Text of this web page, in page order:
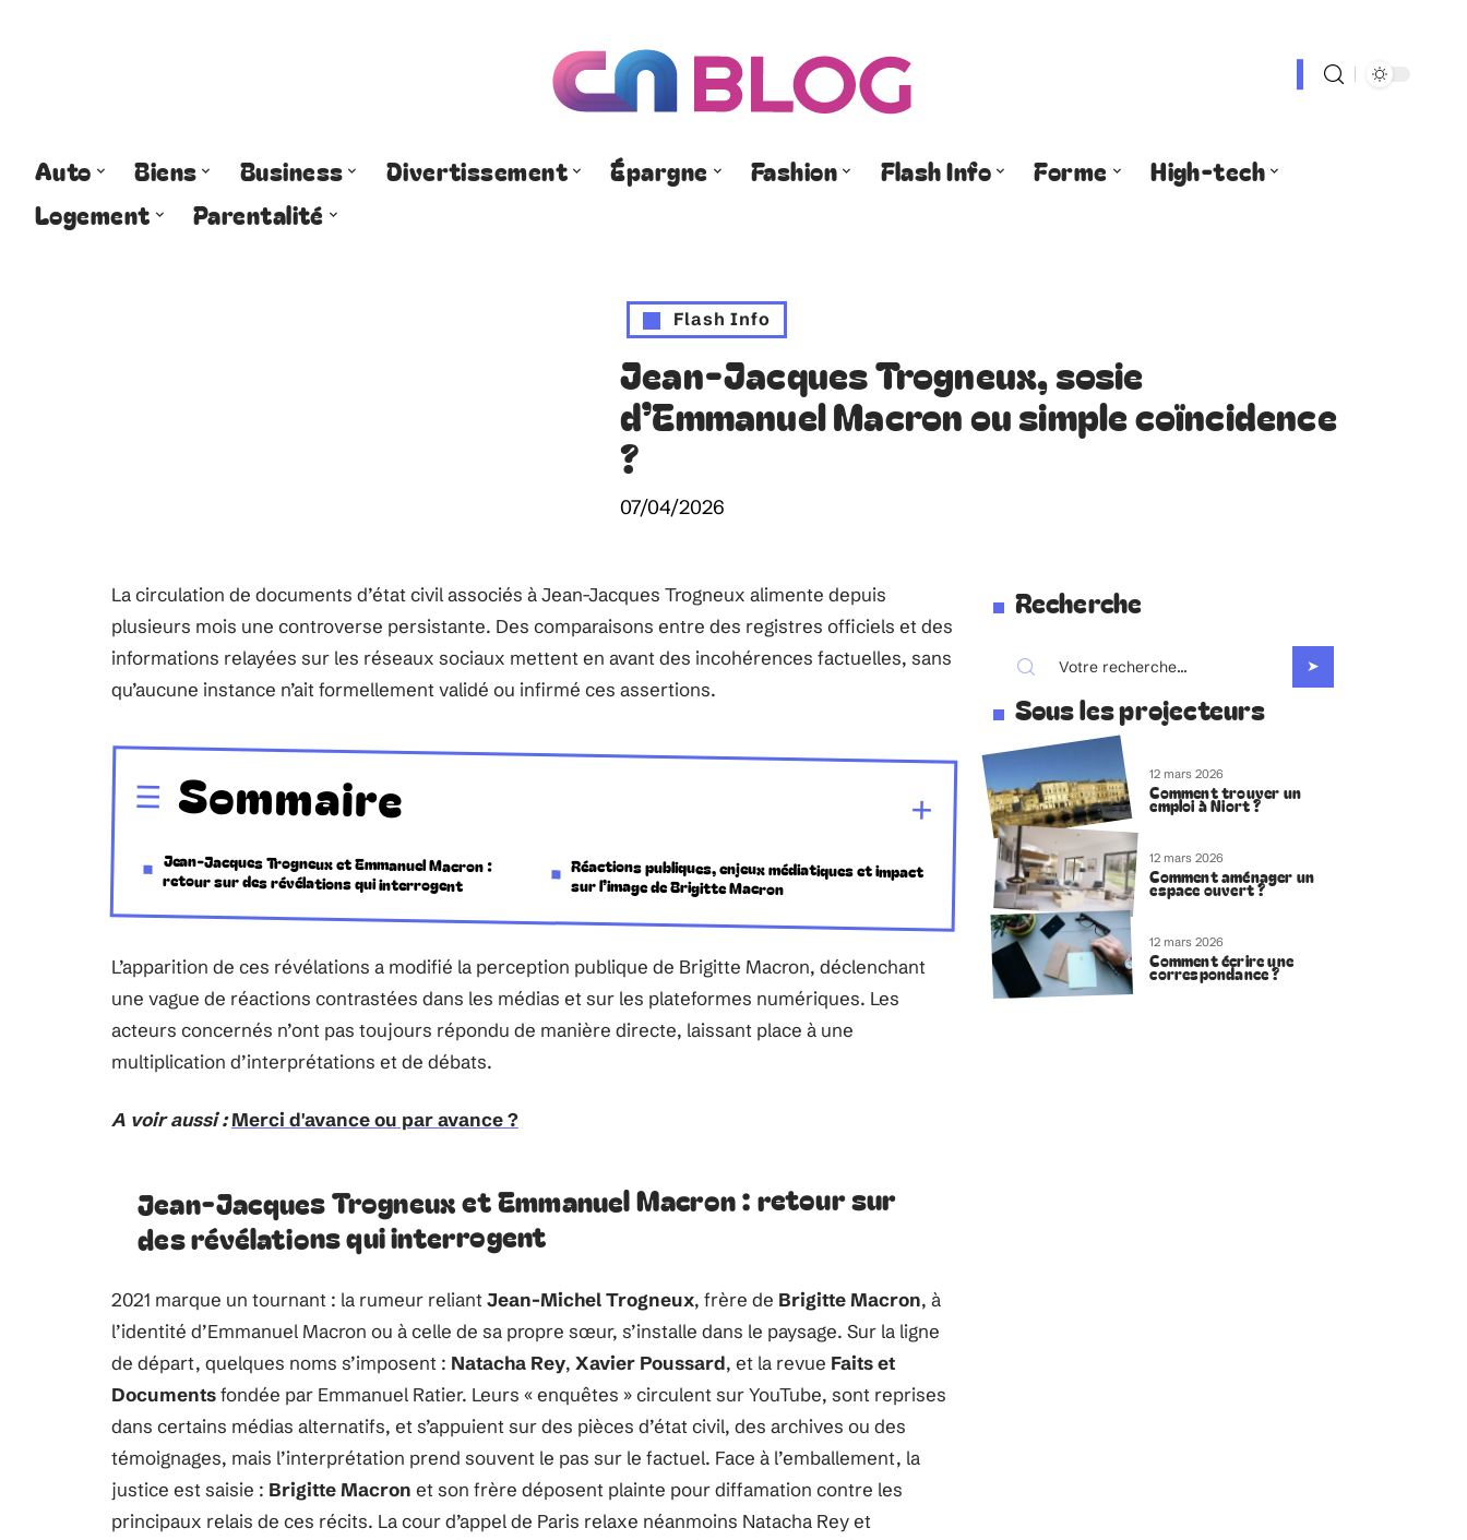
Auto Biens Business Divertissement Épargne Fashion Flash Info Forme
High-tech
Logement
Parentalité
Flash Info
Jean-Jacques Trogneux, sosie
d’Emmanuel Macron ou simple coïncidence
?
07/04/2026
La circulation de documents d’état civil associés à Jean-Jacques Trogneux alimente depuis
plusieurs mois une controverse persistante. Des comparaisons entre des registres officiels et des
informations relayées sur les réseaux sociaux mettent en avant des incohérences factuelles, sans
qu’aucune instance n’ait formellement validé ou infirmé ces assertions.
Sommaire
Jean-Jacques Trogneux et Emmanuel Macron :
retour sur des révélations qui interrogent
Réactions publiques, enjeux médiatiques et impact
sur l’image de Brigitte Macron
L’apparition de ces révélations a modifié la perception publique de Brigitte Macron, déclenchant
une vague de réactions contrastées dans les médias et sur les plateformes numériques. Les
acteurs concernés n’ont pas toujours répondu de manière directe, laissant place à une
multiplication d’interprétations et de débats.
A voir aussi : Merci d'avance ou par avance ?
Jean-Jacques Trogneux et Emmanuel Macron : retour sur
des révélations qui interrogent
2021 marque un tournant : la rumeur reliant Jean-Michel Trogneux, frère de Brigitte Macron, à
l’identité d’Emmanuel Macron ou à celle de sa propre sœur, s’installe dans le paysage. Sur la ligne
de départ, quelques noms s’imposent : Natacha Rey, Xavier Poussard, et la revue Faits et
Documentsfondée par Emmanuel Ratier. Leurs « enquêtes » circulent sur YouTube, sont reprises
dans certains médias alternatifs, et s’appuient sur des pièces d’état civil, des archives ou des
témoignages, mais l’interprétation prend souvent le pas sur le factuel. Face à l’emballement, la
justice est saisie : Brigitte Macron et son frère déposent plainte pour diffamation contre les
principaux relais de ces récits. La cour d’appel de Paris relaxe néanmoins Natacha Rey et
Recherche
Sous les projecteurs
12 mars 2026
Comment trouver un
emploi à Niort ?
12 mars 2026
Comment aménager un
espace ouvert ?
12 mars 2026
Comment écrire une
correspondance ?